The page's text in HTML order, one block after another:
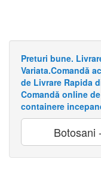
Preturi bune.
Variata.Comandă
de Livrare Rapida
Comandă online
containere
Botosani